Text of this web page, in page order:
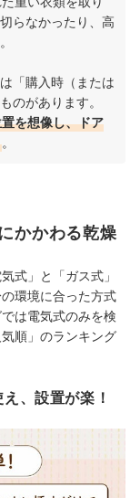
らなかったり、高
「購入時（または
のがあります。
を想像し、ドア
。
かかわる乾燥
式」と「ガス式」
環境に合った方式
は電気式のみを検
順」のランキング
、設置が楽！